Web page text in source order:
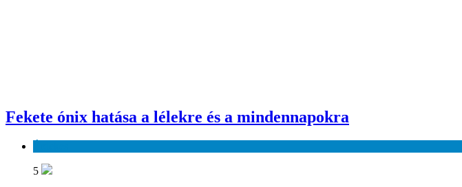
Fekete ónix hatása a lélekre és a mindennapokra
5